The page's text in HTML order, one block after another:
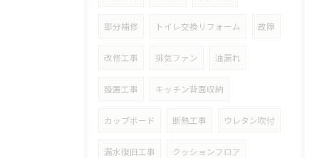
部分補修 トイレ交換リフォーム 故障
改修工事 排気ファン 油漏れ
設置工事 キッチン背面収納
カップボード 断熱工事 ウレタン吹付
漏水復旧工事 クッションフロア